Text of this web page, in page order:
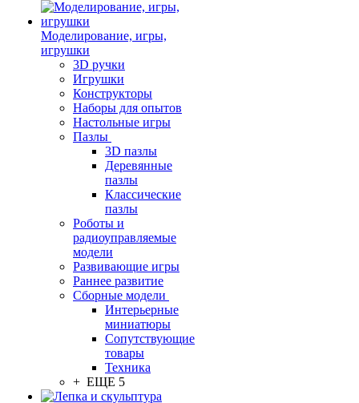
Моделирование, игры,
игрушки
3D ручки
Игрушки
Конструкторы
Наборы для опытов
Настольные игры
Пазлы
3D пазлы
Деревянные
пазлы
Классические
пазлы
Роботы и
радиоуправляемые
модели
Развивающие игры
Раннее развитие
Сборные модели
Интерьерные
миниатюры
Сопутствующие
товары
Техника
+ ЕЩЕ 5